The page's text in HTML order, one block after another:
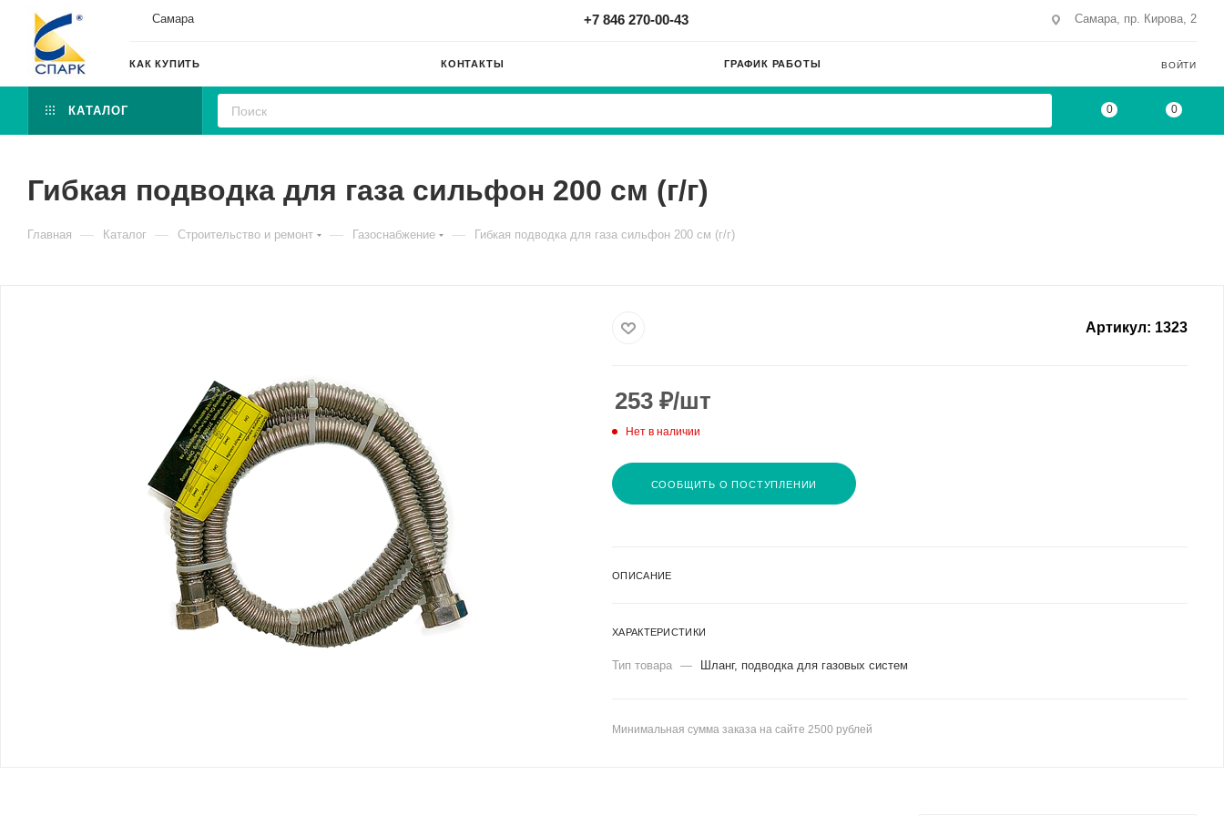
Самара +7 846 270-00-43 Самара, пр. Кирова, 2
КАК КУПИТЬ КОНТАКТЫ ГРАФИК РАБОТЫ ВОЙТИ
КАТАЛОГ 0 0
Гибкая подводка для газа сильфон 200 см (г/г)
Главная — Каталог — Строительство и ремонт — Газоснабжение — Гибкая подводка для газа сильфон 200 см (г/г)
Артикул: 1323
253 ₽/шт
Нет в наличии
СООБЩИТЬ О ПОСТУПЛЕНИИ
ОПИСАНИЕ
ХАРАКТЕРИСТИКИ
Тип товара — Шланг, подводка для газовых систем
Минимальная сумма заказа на сайте 2500 рублей